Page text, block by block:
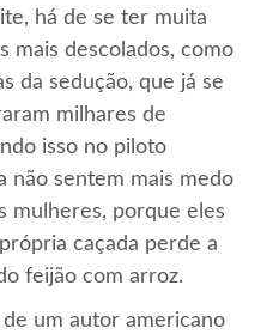
há de se ter muita
mais descolados, como
da sedução, que já se
milhares de
isso no piloto
não sentem mais medo
mulheres, porque eles
caçada perde a
feijão com arroz.
um autor americano